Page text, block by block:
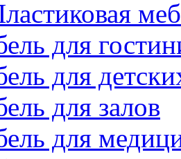
для
для
для залов
для